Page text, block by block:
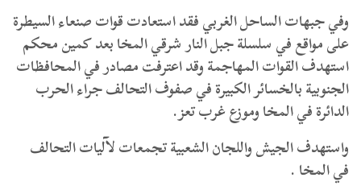
وفي جبهات الساحل الغربي فقد استعادت قوات صنعاء السيطرة
على مواقع في سلسلة جبل النار شرقي المخا بعد كمين محكم
استهدف القوات المهاجمة وقد اعترفت مصادر في المحافظات
الجنوبية بالخسائر الكبيرة في صفوف التحالف جراء الحرب
الدائرة في المخا وموزع غرب تعز.
واستهدف الجيش واللجان الشعبية تجمعات لآليات التحالف
في المخا .